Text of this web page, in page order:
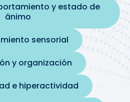
y estado de
ánimo
sensorial
y organización
e hiperactividad